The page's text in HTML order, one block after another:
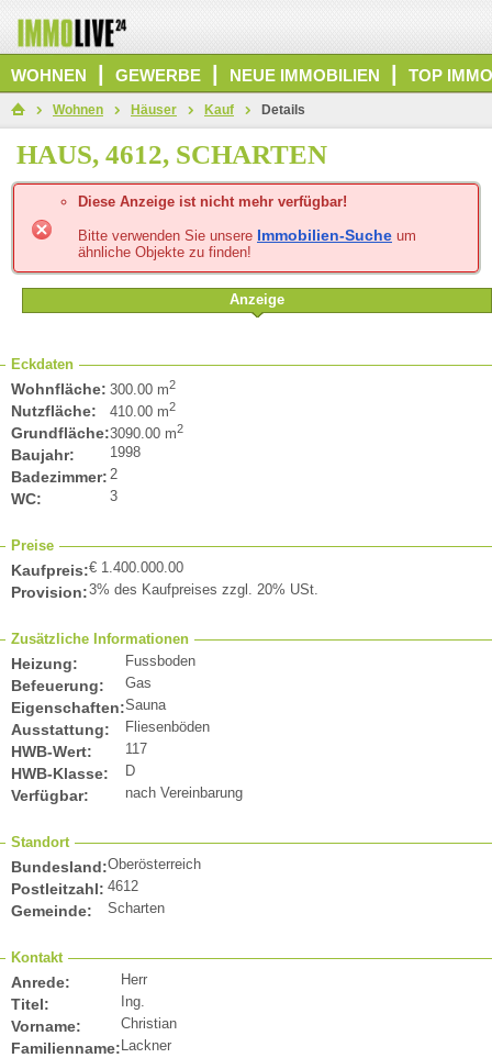
WOHNEN GEWERBE NEUE IMMOBILIEN TOP
Wohnen Häuser Kauf Details
HAUS, 4612, SCHARTEN
Diese Anzeige ist nicht mehr verfügbar!
Bitte verwenden Sie unsere Immobilien-Suche um
ähnliche Objekte zu finden!
Anzeige
Eckdaten
Wohnfläche: 300.00 m2
Nutzfläche: 410.00 m2
Grundfläche:3090.00 m2
Baujahr: 1998
Badezimmer: 2
WC: 3
Preise
Kaufpreis:€ 1.400.000.00
Provision:3% des Kaufpreises zzgl. 20% USt.
Zusätzliche Informationen
Heizung: Fussboden
Befeuerung: Gas
Eigenschaften:Sauna
Ausstattung: Fliesenböden
HWB-Wert: 117
HWB-Klasse: D
Verfügbar: nach Vereinbarung
Standort
Bundesland:Oberösterreich
Postleitzahl: 4612
Gemeinde: Scharten
Kontakt
Anrede: Herr
Titel: Ing.
Vorname: Christian
Familienname: Lackner